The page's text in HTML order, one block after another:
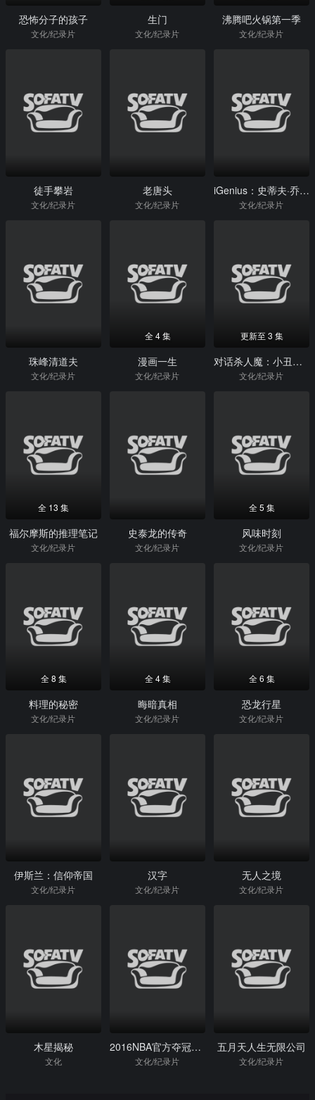
恐怖分子的孩子
文化/纪录片
生门
文化/纪录片
沸腾吧火锅第一季
文化/纪录片
徒手攀岩
文化/纪录片
老唐头
文化/纪录片
iGenius：史蒂夫·乔布斯是如何改变世界的
文化/纪录片
珠峰清道夫
文化/纪录片
全 4 集
漫画一生
文化/纪录片
更新至 3 集
对话杀人魔：小丑杀手访谈录
文化/纪录片
全 13 集
福尔摩斯的推理笔记
文化/纪录片
史泰龙的传奇
文化/纪录片
全 5 集
风味时刻
文化/纪录片
全 8 集
料理的秘密
文化/纪录片
全 4 集
晦暗真相
文化/纪录片
全 6 集
恐龙行星
文化/纪录片
伊斯兰：信仰帝国
文化/纪录片
汉字
文化/纪录片
无人之境
文化/纪录片
木星揭秘
文化
2016NBA官方夺冠纪录片
文化/纪录片
五月天人生无限公司
文化/纪录片